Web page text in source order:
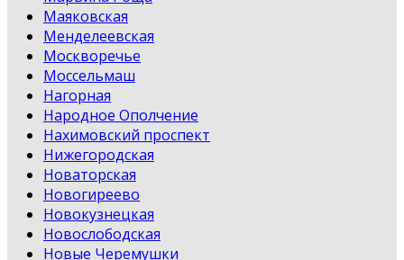
Маяковская
Менделеевская
Москворечье
Моссельмаш
Нагорная
Народное Ополчение
Нахимовский проспект
Нижегородская
Новаторская
Новогиреево
Новокузнецкая
Новослободская
Новые Черемушки